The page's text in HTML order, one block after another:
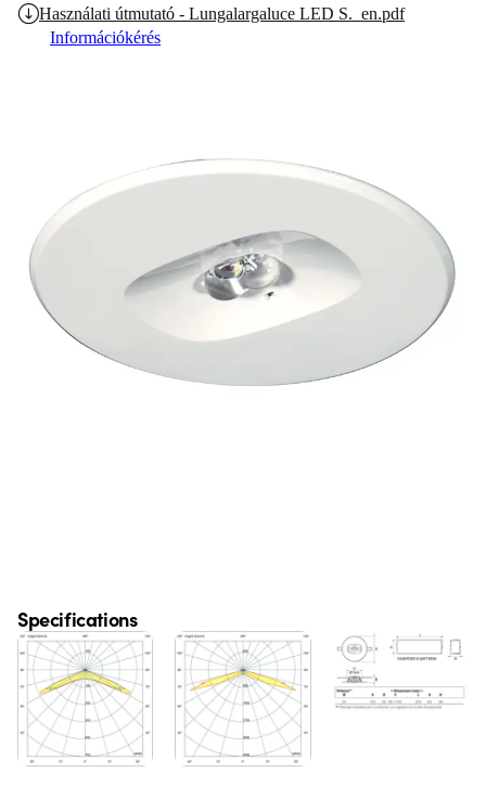
Használati útmutató - Lungalargaluce LED S._en.pdf
Információkérés
Specifications